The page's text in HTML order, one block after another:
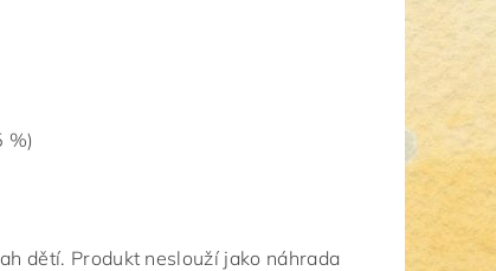
%)
dětí. Produkt neslouží jako náhrada